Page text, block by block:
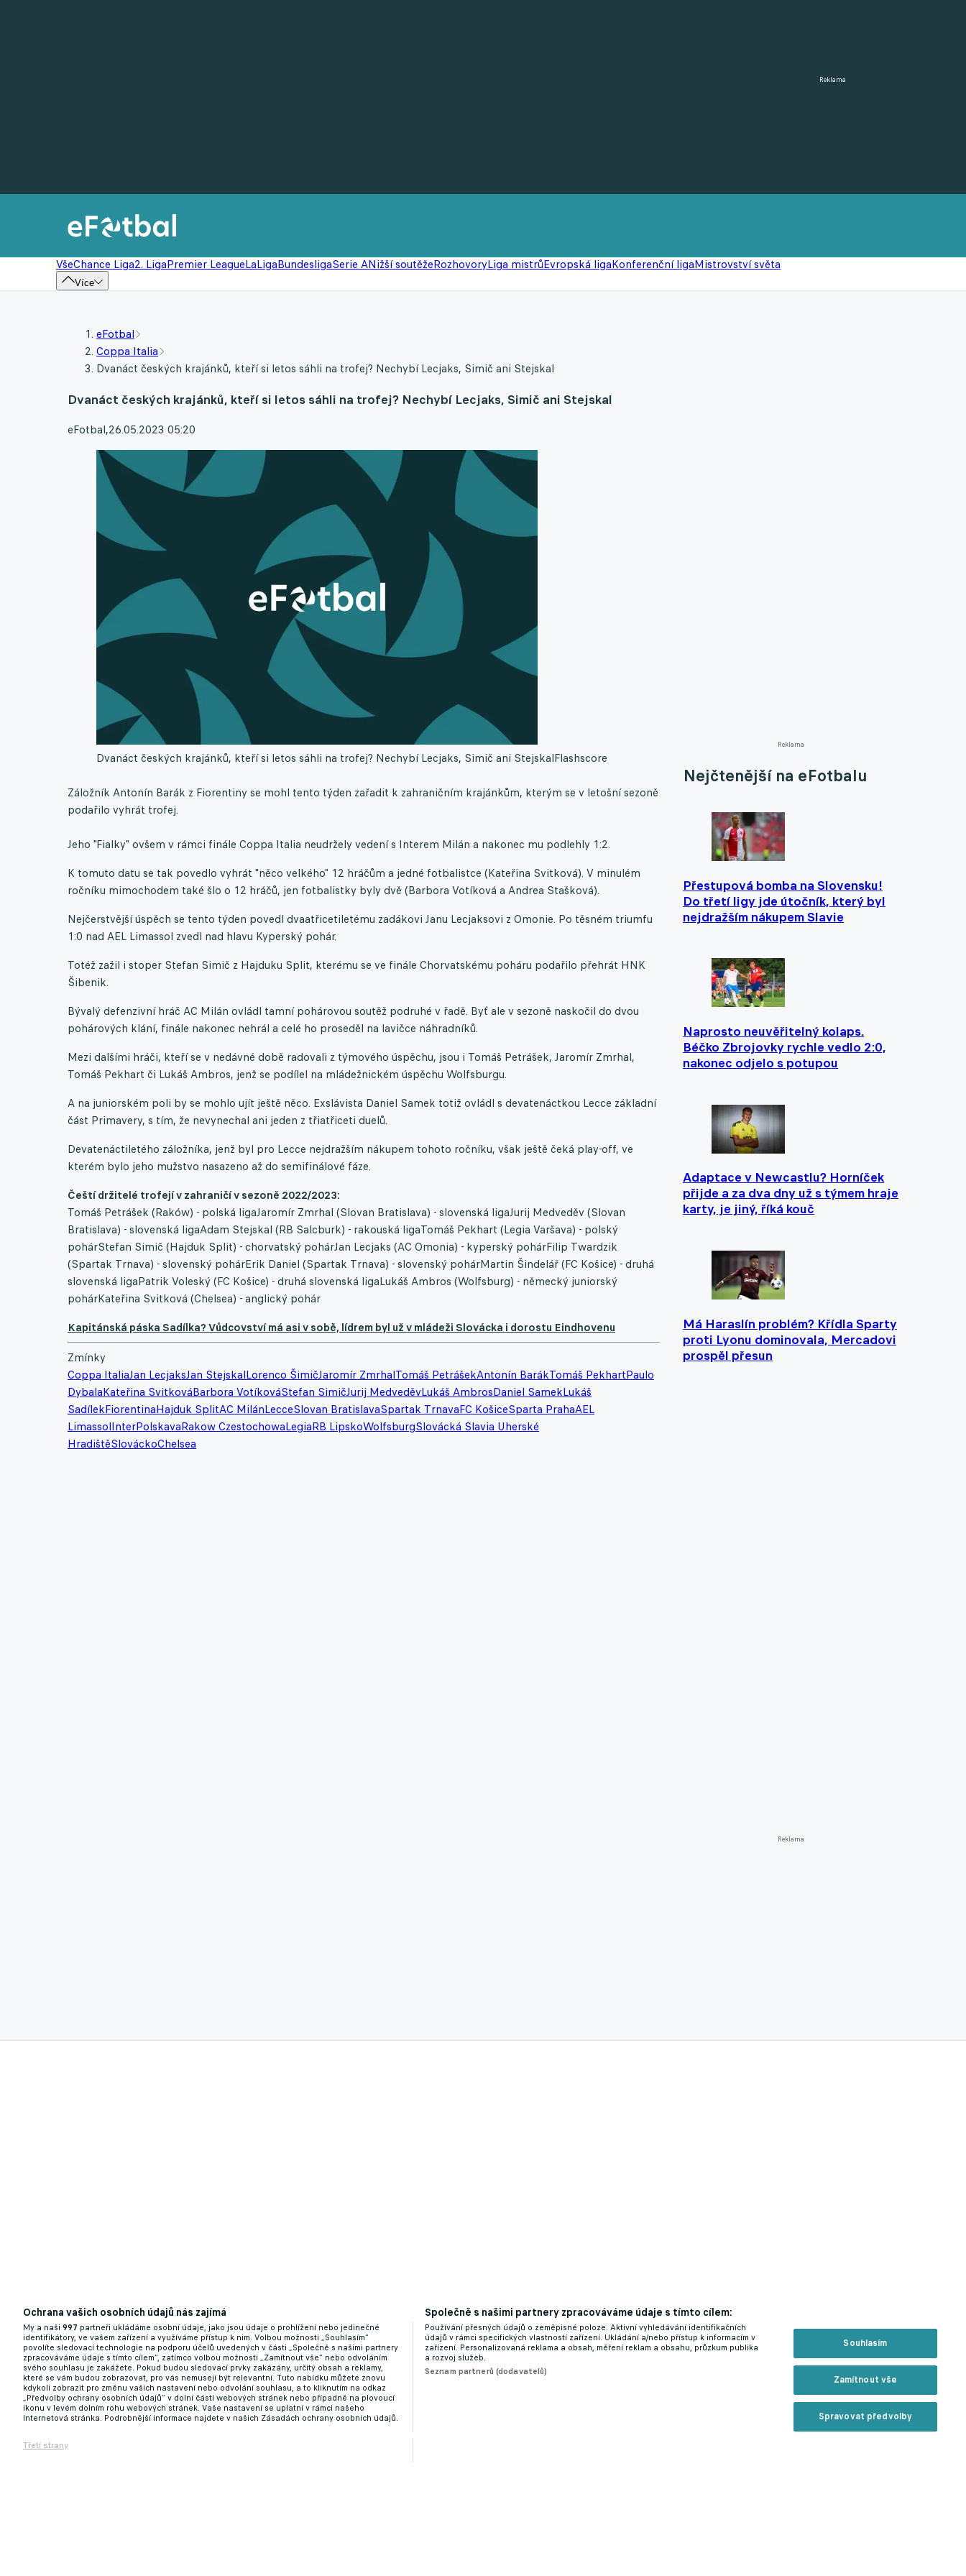
Reklama
VšeChance Liga2. LigaPremier LeagueLaLigaBundesligaSerie ANižší soutěžeRozhovoryLiga mistrůEvropská ligaKonferenční ligaMistrovství světa
Více
Reklama
Nejčtenější na eFotbalu
Přestupová bomba na Slovensku!
Do třetí ligy jde útočník, který byl
nejdražším nákupem Slavie
Naprosto neuvěřitelný kolaps.
Béčko Zbrojovky rychle vedlo 2:0,
nakonec odjelo s potupou
Adaptace v Newcastlu? Horníček
přijde a za dva dny už s týmem hraje
karty, je jiný, říká kouč
Má Haraslín problém? Křídla Sparty
proti Lyonu dominovala, Mercadovi
prospěl přesun
Reklama
eFotbal
Coppa Italia
Dvanáct českých krajánků, kteří si letos sáhli na trofej? Nechybí Lecjaks, Simič ani Stejskal
Dvanáct českých krajánků, kteří si letos sáhli na trofej? Nechybí Lecjaks, Simič ani Stejskal
eFotbal,26.05.2023 05:20
Dvanáct českých krajánků, kteří si letos sáhli na trofej? Nechybí Lecjaks, Simič ani StejskalFlashscore
Záložník Antonín Barák z Fiorentiny se mohl tento týden zařadit k zahraničním krajánkům, kterým se v letošní sezoně
podařilo vyhrát trofej.
Jeho "Fialky" ovšem v rámci finále Coppa Italia neudržely vedení s Interem Milán a nakonec mu podlehly 1:2.
K tomuto datu se tak povedlo vyhrát "něco velkého" 12 hráčům a jedné fotbalistce (Kateřina Svitková). V minulém
ročníku mimochodem také šlo o 12 hráčů, jen fotbalistky byly dvě (Barbora Votíková a Andrea Stašková).
Nejčerstvější úspěch se tento týden povedl dvaatřicetiletému zadákovi Janu Lecjaksovi z Omonie. Po těsném triumfu
1:0 nad AEL Limassol zvedl nad hlavu Kyperský pohár.
Totéž zažil i stoper Stefan Simič z Hajduku Split, kterému se ve finále Chorvatskému poháru podařilo přehrát HNK
Šibenik.
Bývalý defenzivní hráč AC Milán ovládl tamní pohárovou soutěž podruhé v řadě. Byť ale v sezoně naskočil do dvou
pohárových klání, finále nakonec nehrál a celé ho proseděl na lavičce náhradníků.
Mezi dalšími hráči, kteří se v nedávné době radovali z týmového úspěchu, jsou i Tomáš Petrášek, Jaromír Zmrhal,
Tomáš Pekhart či Lukáš Ambros, jenž se podílel na mládežnickém úspěchu Wolfsburgu.
A na juniorském poli by se mohlo ujít ještě něco. Exslávista Daniel Samek totiž ovládl s devatenáctkou Lecce základní
část Primavery, s tím, že nevynechal ani jeden z třiatřiceti duelů.
Devatenáctiletého záložníka, jenž byl pro Lecce nejdražším nákupem tohoto ročníku, však ještě čeká play-off, ve
kterém bylo jeho mužstvo nasazeno až do semifinálové fáze.
Čeští držitelé trofejí v zahraničí v sezoně 2022/2023:
Tomáš Petrášek (Raków) - polská ligaJaromír Zmrhal (Slovan Bratislava) - slovenská ligaJurij Medveděv (Slovan
Bratislava) - slovenská ligaAdam Stejskal (RB Salcburk) - rakouská ligaTomáš Pekhart (Legia Varšava) - polský
pohárStefan Simič (Hajduk Split) - chorvatský pohárJan Lecjaks (AC Omonia) - kyperský pohárFilip Twardzik
(Spartak Trnava) - slovenský pohárErik Daniel (Spartak Trnava) - slovenský pohárMartin Šindelář (FC Košice) - druhá
slovenská ligaPatrik Voleský (FC Košice) - druhá slovenská ligaLukáš Ambros (Wolfsburg) - německý juniorský
pohárKateřina Svitková (Chelsea) - anglický pohár
Kapitánská páska Sadílka? Vůdcovství má asi v sobě, lídrem byl už v mládeži Slovácka i dorostu Eindhovenu
Zmínky
Coppa ItaliaJan LecjaksJan StejskalLorenco ŠimičJaromír ZmrhalTomáš PetrášekAntonín BarákTomáš PekhartPaulo
DybalaKateřina SvitkováBarbora VotíkováStefan SimičJurij MedveděvLukáš AmbrosDaniel SamekLukáš
SadílekFiorentinaHajduk SplitAC MilánLecceSlovan BratislavaSpartak TrnavaFC KošiceSparta PrahaAEL
LimassolInterPolskavaRakow CzestochowaLegiaRB LipskoWolfsburgSlovácká Slavia Uherské
HradištěSlováckoChelsea
Ochrana vašich osobních údajů nás zajímá
My a naši 997 partneři ukládáme osobní údaje, jako jsou údaje o prohlížení nebo jedinečné
identifikátory, ve vašem zařízení a využíváme přístup k nim. Volbou možnosti „Souhlasím“
povolíte sledovací technologie na podporu účelů uvedených v části „Společně s našimi partnery
zpracováváme údaje s tímto cílem“, zatímco volbou možnosti „Zamítnout vše“ nebo odvoláním
svého souhlasu je zakážete. Pokud budou sledovací prvky zakázány, určitý obsah a reklamy,
které se vám budou zobrazovat, pro vás nemusejí být relevantní. Tuto nabídku můžete znovu
kdykoli zobrazit pro změnu vašich nastavení nebo odvolání souhlasu, a to kliknutím na odkaz
„Předvolby ochrany osobních údajů“ v dolní části webových stránek nebo případně na plovoucí
ikonu v levém dolním rohu webových stránek. Vaše nastavení se uplatní v rámci našeho
Internetová stránka. Podrobnější informace najdete v našich Zásadách ochrany osobních údajů.
Třetí strany
Společně s našimi partnery zpracováváme údaje s tímto cílem:
Používání přesných údajů o zeměpisné poloze. Aktivní vyhledávání identifikačních
údajů v rámci specifických vlastností zařízení. Ukládání a/nebo přístup k informacím v
zařízení. Personalizovaná reklama a obsah, měření reklam a obsahu, průzkum publika
a rozvoj služeb.
Seznam partnerů (dodavatelů)
Souhlasím
Zamítnout vše
Spravovat předvolby